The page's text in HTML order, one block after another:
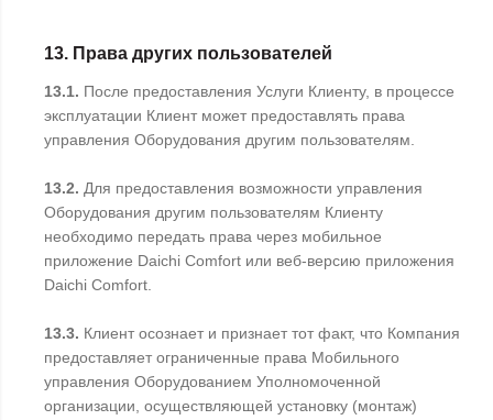
13. Права других пользователей
13.1. После предоставления Услуги Клиенту, в процессе
эксплуатации Клиент может предоставлять права
управления Оборудования другим пользователям.
13.2. Для предоставления возможности управления
Оборудования другим пользователям Клиенту
необходимо передать права через мобильное
приложение Daichi Comfort или веб-версию приложения
Daichi Comfort.
13.3. Клиент осознает и признает тот факт, что Компания
предоставляет ограниченные права Мобильного
управления Оборудованием Уполномоченной
организации, осуществляющей установку (монтаж)